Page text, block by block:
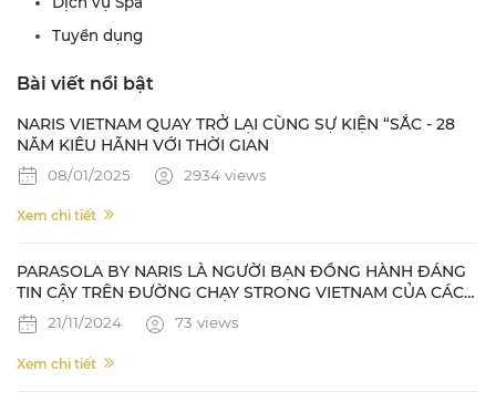
Tuyển dụng
Bài viết nổi bật
NARIS VIETNAM QUAY TRỞ LẠI CÙNG SỰ KIỆN “SẮC - 28
NĂM KIÊU HÃNH VỚI THỜI GIAN
08/01/2025 2934 views
Xem chi tiết
PARASOLA BY NARIS LÀ NGƯỜI BẠN ĐỒNG HÀNH ĐÁNG
TIN CẬY TRÊN ĐƯỜNG CHẠY STRONG VIETNAM CỦA CÁC
NAM VƯƠNG QUỐC TẾ
21/11/2024 73 views
Xem chi tiết